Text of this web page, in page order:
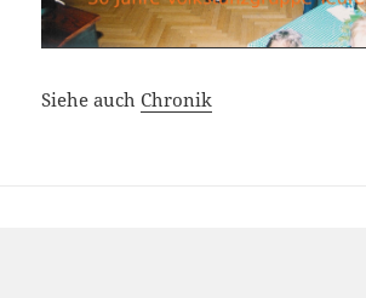
Siehe auchChronik